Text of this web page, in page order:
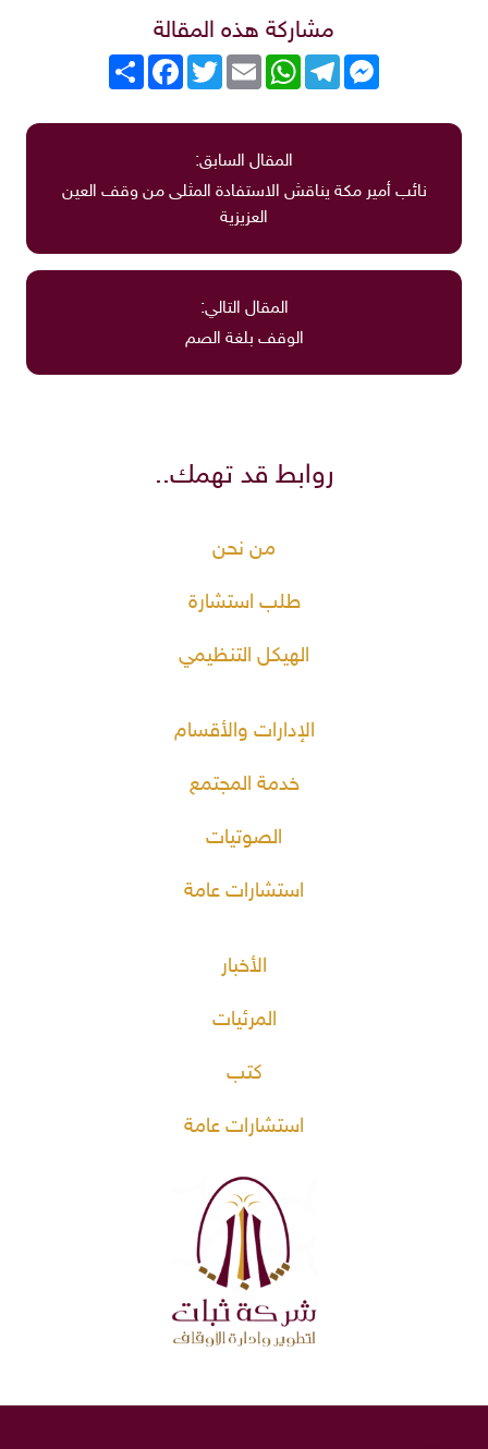
مشاركة هذه المقالة
انشر
FacebookTwitterEmail
WhatsAppTelegram
Messenger
المقال السابق:
نائب أمير مكة يناقش الاستفادة المثلى من وقف العين
العزيزية
المقال التالي:
الوقف بلغة الصم
روابط قد تهمك..
من نحن
طلب استشارة
الهيكل التنظيمي
الإدارات والأقسام
خدمة المجتمع
الصوتيات
استشارات عامة
الأخبار
المرئيات
كتب
استشارات عامة